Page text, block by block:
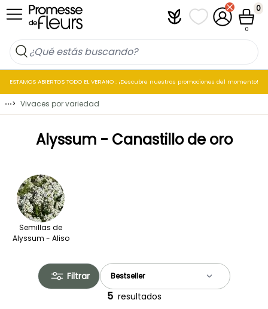
Ir al contenido PlantfitMis listas de
Mi cuenta
Cesta
0
0
ESTAMOS ABIERTOS TODO EL VERANO : ¡Descubre nuestras promociones del momento!
⋯> Vivaces por variedad
Alyssum - Canastillo de oro
Semillas de
Alyssum - Aliso
Filtrar
5 resultados